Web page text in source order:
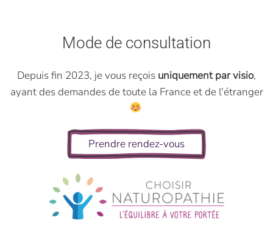
Mode de consultation
Depuis fin 2023, je vous reçois uniquement par visio,
ayant des demandes de toute la France et de l'étranger
Prendre rendez-vous